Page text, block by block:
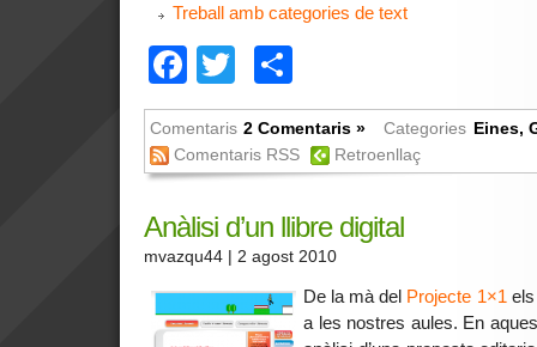
Treball amb categories de text
Facebook
Twitter
Comentaris 2 Comentaris » Categories Eines,
Comentaris RSS
Retroenllaç
Anàlisi d’un llibre digital
mvazqu44 | 2 agost 2010
De la mà del Projecte 1×1
a les nostres aules. En